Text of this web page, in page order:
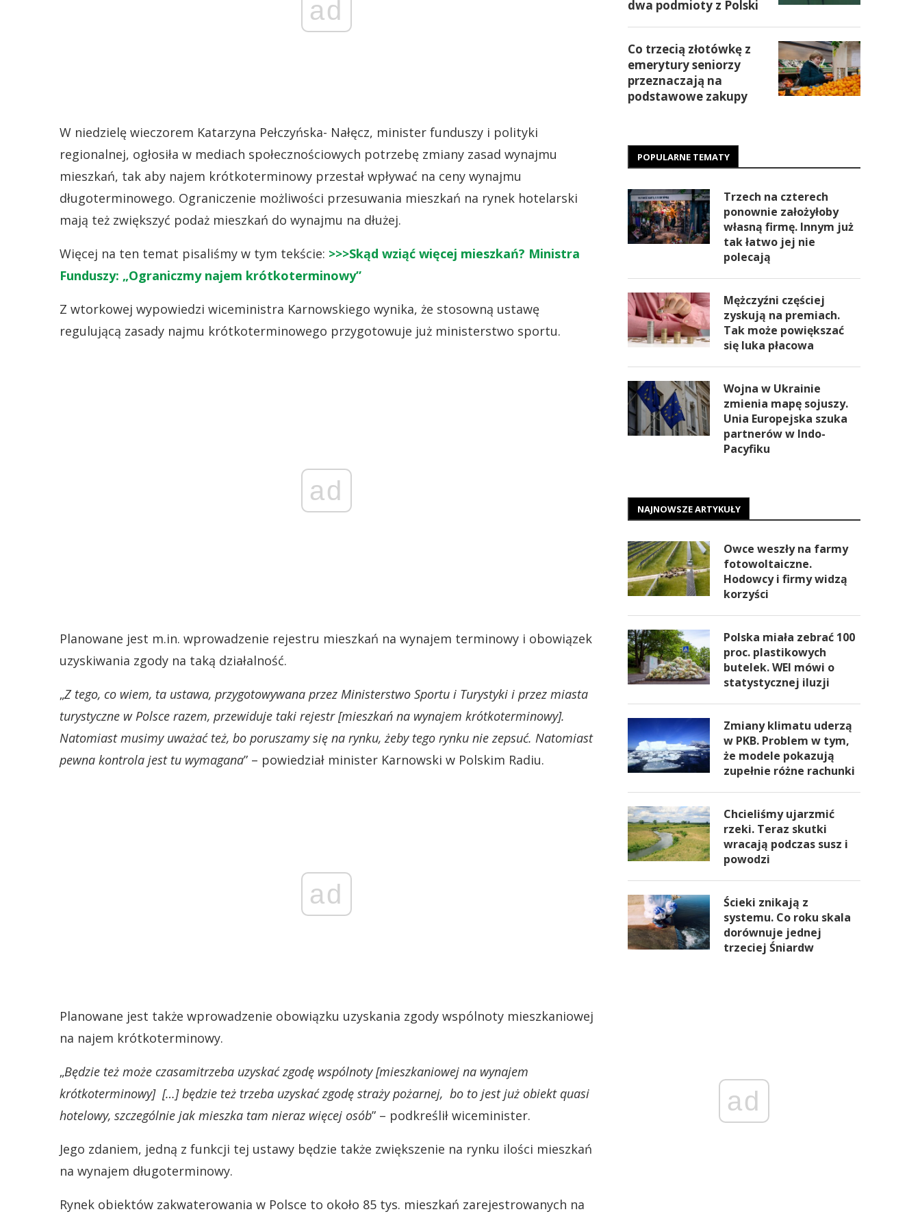
ad
W niedzielę wieczorem Katarzyna Pełczyńska- Nałęcz, minister funduszy i polityki
regionalnej, ogłosiła w mediach społecznościowych potrzebę zmiany zasad wynajmu
mieszkań, tak aby najem krótkoterminowy przestał wpływać na ceny wynajmu
długoterminowego. Ograniczenie możliwości przesuwania mieszkań na rynek hotelarski
mają też zwiększyć podaż mieszkań do wynajmu na dłużej.
Więcej na ten temat pisaliśmy w tym tekście: >>>Skąd wziąć więcej mieszkań? Ministra
Funduszy: „Ograniczmy najem krótkoterminowy”
Z wtorkowej wypowiedzi wiceministra Karnowskiego wynika, że stosowną ustawę
regulującą zasady najmu krótkoterminowego przygotowuje już ministerstwo sportu.
ad
Planowane jest m.in. wprowadzenie rejestru mieszkań na wynajem terminowy i obowiązek
uzyskiwania zgody na taką działalność.
„Z tego, co wiem, ta ustawa, przygotowywana przez Ministerstwo Sportu i Turystyki i przez miasta
turystyczne w Polsce razem, przewiduje taki rejestr [mieszkań na wynajem krótkoterminowy].
Natomiast musimy uważać też, bo poruszamy się na rynku, żeby tego rynku nie zepsuć. Natomiast
pewna kontrola jest tu wymagana” – powiedział minister Karnowski w Polskim Radiu.
ad
Planowane jest także wprowadzenie obowiązku uzyskania zgody wspólnoty mieszkaniowej
na najem krótkoterminowy.
„Będzie też może czasamitrzeba uzyskać zgodę wspólnoty [mieszkaniowej na wynajem
krótkoterminowy] […] będzie też trzeba uzyskać zgodę straży pożarnej, bo to jest już obiekt quasi
hotelowy, szczególnie jak mieszka tam nieraz więcej osób” – podkreślił wiceminister.
Jego zdaniem, jedną z funkcji tej ustawy będzie także zwiększenie na rynku ilości mieszkań
na wynajem długoterminowy.
Rynek obiektów zakwaterowania w Polsce to około 85 tys. mieszkań zarejestrowanych na
dwa podmioty z Polski
Co trzecią złotówkę z
emerytury seniorzy
przeznaczają na
podstawowe zakupy
POPULARNE TEMATY
Trzech na czterech
ponownie założyłoby
własną firmę. Innym już
tak łatwo jej nie
polecają
Mężczyźni częściej
zyskują na premiach.
Tak może powiększać
się luka płacowa
Wojna w Ukrainie
zmienia mapę sojuszy.
Unia Europejska szuka
partnerów w Indo-
Pacyfiku
NAJNOWSZE ARTYKUŁY
Owce weszły na farmy
fotowoltaiczne.
Hodowcy i firmy widzą
korzyści
Polska miała zebrać 100
proc. plastikowych
butelek. WEI mówi o
statystycznej iluzji
Zmiany klimatu uderzą
w PKB. Problem w tym,
że modele pokazują
zupełnie różne rachunki
Chcieliśmy ujarzmić
rzeki. Teraz skutki
wracają podczas susz i
powodzi
Ścieki znikają z
systemu. Co roku skala
dorównuje jednej
trzeciej Śniardw
ad